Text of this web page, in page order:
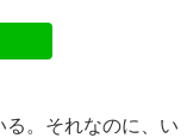
。それなのに、い